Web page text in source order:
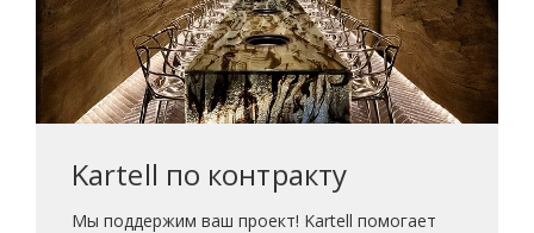
Kartell по контракту
Мы поддержим ваш проект! Kartell помогает